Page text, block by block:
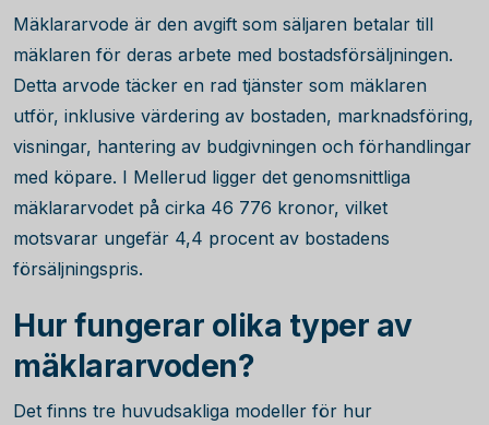
Mäklararvode är den avgift som säljaren betalar till
mäklaren för deras arbete med bostadsförsäljningen.
Detta arvode täcker en rad tjänster som mäklaren
utför, inklusive värdering av bostaden, marknadsföring,
visningar, hantering av budgivningen och förhandlingar
med köpare. I Mellerud ligger det genomsnittliga
mäklararvodet på cirka 46 776 kronor, vilket
motsvarar ungefär 4,4 procent av bostadens
försäljningspris.
Hur fungerar olika typer av
mäklararvoden?
Det finns tre huvudsakliga modeller för hur